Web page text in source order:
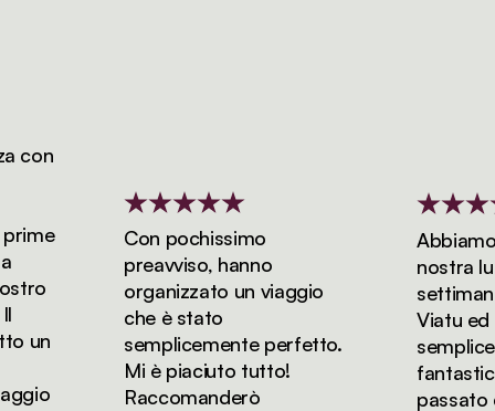
Con pochissimo
preavviso, hanno
organizzato un viaggio
che è stato
semplicemente perfetto.
Mi è piaciuto tutto!
Raccomanderò
Abbiamo
nostra
settimane
Viatu ed è
passato